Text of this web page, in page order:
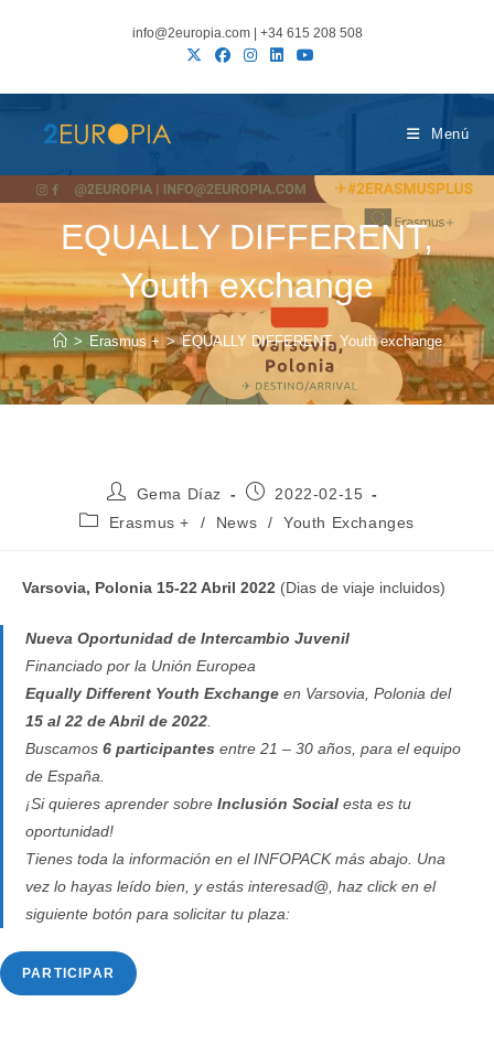
info@2europia.com | +34 615 208 508
Menú
EQUALLY DIFFERENT,
Youth exchange
> Erasmus + > EQUALLY DIFFERENT, Youth exchange
Autor
la
Gema Díaz
Publicación
la
2022-02-15
Categoría
entrada:
Erasmus + / News / Youth Exchanges
Varsovia, Polonia 15-22 Abril 2022 (Dias de viaje incluidos)
Nueva Oportunidad de Intercambio Juvenil
Financiado por la Unión Europea
Equally Different Youth Exchange en Varsovia, Polonia del
15 al 22 de Abril de 2022
Buscamos 6 participantes entre 21 – 30 años, para el equipo
de España.
¡Si quieres aprender sobre Inclusión Social esta es tu
oportunidad!
Tienes toda la información en el INFOPACK más abajo. Una
vez lo hayas leído bien, y estás interesad@, haz click en el
siguiente botón para solicitar tu plaza:
PARTICIPAR